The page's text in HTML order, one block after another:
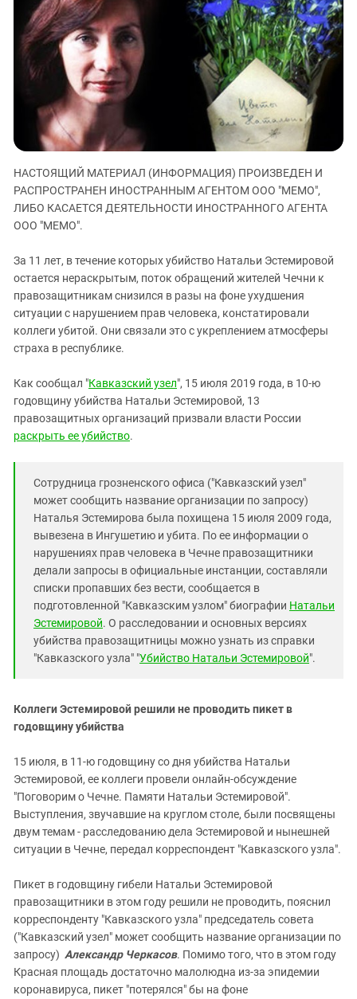
ЗАСТАВЛЯЕТ
КАВКАЗ ЗА ПАЛЕСТИНУ
ИНАКОМЫСЛИЕ В ЧЕЧНЕ
ПРЕСЛЕДОВАНИЕ АКТИВИСТОВ
МОБИЛИЗАЦИЯ И ПРОТЕСТЫ
Дагестан
Ингушетия
Кабардино-Балкария
Калмыкия
Карачаево-Черкесия
Краснодарский край
Российская Федерация
Ростовская область
СКФО
Ставропольский край
Чечня
Южная Осетия
ЮФО
НАСТОЯЩИЙ МАТЕРИАЛ (ИНФОРМАЦИЯ) ПРОИЗВЕДЕН И
РАСПРОСТРАНЕН ИНОСТРАННЫМ АГЕНТОМ ООО "МЕМО",
ЛИБО КАСАЕТСЯ ДЕЯТЕЛЬНОСТИ ИНОСТРАННОГО АГЕНТА
ООО "МЕМО".
За 11 лет, в течение которых убийство Натальи Эстемировой
остается нераскрытым, поток обращений жителей Чечни к
правозащитникам снизился в разы на фоне ухудшения
ситуации с нарушением прав человека, констатировали
коллеги убитой. Они связали это с укреплением атмосферы
страха в республике.
Как сообщал "Кавказский узел", 15 июля 2019 года, в 10-ю
годовщину убийства Натальи Эстемировой, 13
правозащитных организаций призвали власти России
раскрыть ее убийство.
Сотрудница грозненского офиса ("Кавказский узел"
может сообщить название организации по запросу)
Наталья Эстемирова была похищена 15 июля 2009 года,
вывезена в Ингушетию и убита. По ее информации о
нарушениях прав человека в Чечне правозащитники
делали запросы в официальные инстанции, составляли
списки пропавших без вести, сообщается в
подготовленной "Кавказским узлом" биографии Натальи
Эстемировой. О расследовании и основных версиях
убийства правозащитницы можно узнать из справки
"Кавказского узла" "Убийство Натальи Эстемировой".
Коллеги Эстемировой решили не проводить пикет в
годовщину убийства
15 июля, в 11-ю годовщину со дня убийства Натальи
Эстемировой, ее коллеги провели онлайн-обсуждение
"Поговорим о Чечне. Памяти Натальи Эстемировой".
Выступления, звучавшие на круглом столе, были посвящены
двум темам - расследованию дела Эстемировой и нынешней
ситуации в Чечне, передал корреспондент "Кавказского узла".
Пикет в годовщину гибели Натальи Эстемировой
правозащитники в этом году решили не проводить, пояснил
корреспонденту "Кавказского узла" председатель совета
("Кавказский узел" может сообщить название организации по
запросу) Александр Черкасов. Помимо того, что в этом году
Красная площадь достаточно малолюдна из-за эпидемии
коронавируса, пикет "потерялся" бы на фоне